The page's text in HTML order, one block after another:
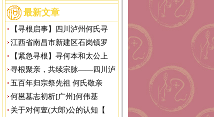
最新文章
【寻根启事】四川泸州何氏寻
江西省南昌市新建区石岗镇罗
【紧急寻根】寻何本和太公上
寻根聚亲，共续宗脉——四川泸
五百年归宗祭先祖 何氏敬亲
何邕墓志初析[广州]何伟基
关于对何亶(大郎)公的认知【